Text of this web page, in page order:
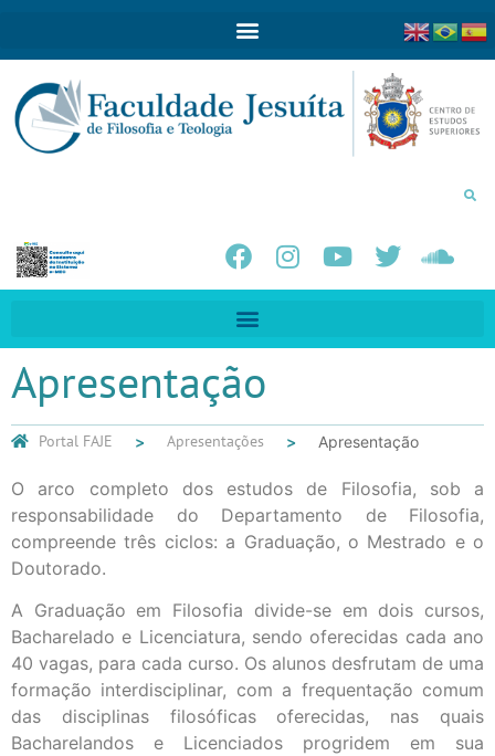
Apresentação
Portal FAJE Apresentações Apresentação
O arco completo dos estudos de Filosofia, sob a
responsabilidade do Departamento de Filosofia,
compreende três ciclos: a Graduação, o Mestrado e o
Doutorado.
A Graduação em Filosofia divide-se em dois cursos,
Bacharelado e Licenciatura, sendo oferecidas cada ano
40 vagas, para cada curso. Os alunos desfrutam de uma
formação interdisciplinar, com a frequentação comum
das disciplinas filosóficas oferecidas, nas quais
Bacharelandos e Licenciados progridem em sua